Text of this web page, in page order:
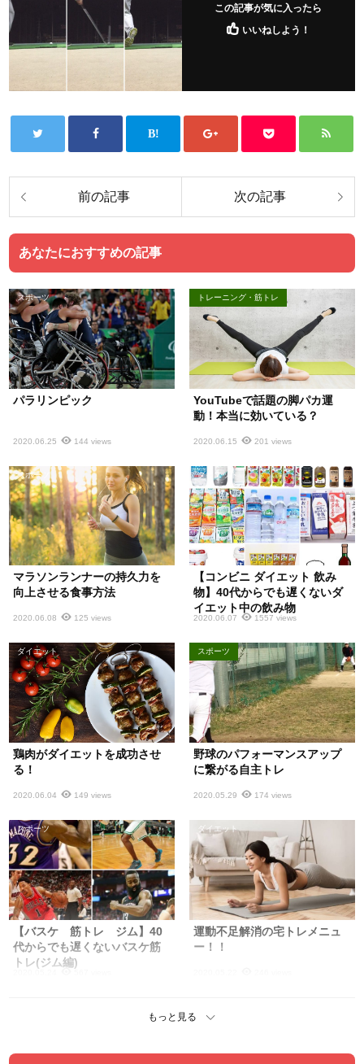
この記事が気に入ったら
いいねしよう！
あなたにおすすめの記事
スポーツ
パラリンピック
2020.06.25 144 views
トレーニング・筋トレ
YouTubeで話題の脚パカ運
動！本当に効いている？
2020.06.15 201 views
スポーツ
マラソンランナーの持久力を
向上させる食事方法
2020.06.08 125 views
ダイエット
【コンビニ ダイエット 飲み
物】40代からでも遅くないダ
イエット中の飲み物
2020.06.07 1557 views
ダイエット
鶏肉がダイエットを成功させ
る！
2020.06.04 149 views
スポーツ
野球のパフォーマンスアップ
に繋がる自主トレ
2020.05.29 174 views
スポーツ
【バスケ 筋トレ ジム】40
代からでも遅くないバスケ筋
トレ(ジム編)
ダイエット
運動不足解消の宅トレメニュ
ー！！
もっと見る